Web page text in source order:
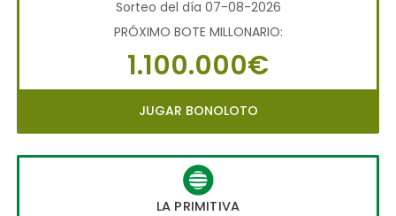
Sorteo del día 07-08-2026
PRÓXIMO BOTE MILLONARIO:
1.100.000€
JUGAR BONOLOTO
LA PRIMITIVA